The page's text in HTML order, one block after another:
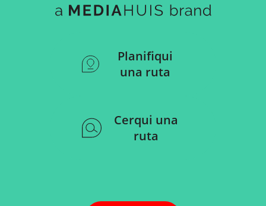
Planifiqui
una ruta
Cerqui una
ruta